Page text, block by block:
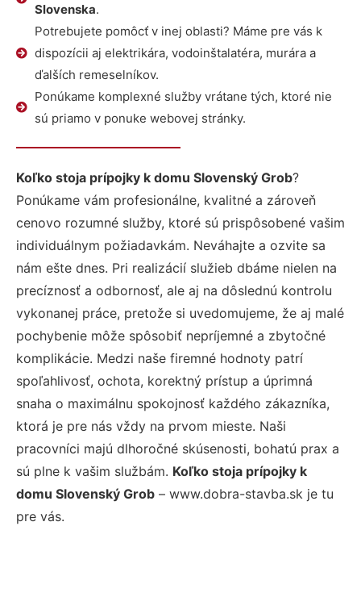
Slovenska.
Potrebujete pomôcť v inej oblasti? Máme pre vás k
dispozícii aj elektrikára, vodoinštalatéra, murára a
ďalších remeselníkov.
Ponúkame komplexné služby vrátane tých, ktoré nie
sú priamo v ponuke webovej stránky.
Koľko stoja prípojky k domu Slovenský Grob?
Ponúkame vám profesionálne, kvalitné a zároveň
cenovo rozumné služby, ktoré sú prispôsobené vašim
individuálnym požiadavkám. Neváhajte a ozvite sa
nám ešte dnes. Pri realizácií služieb dbáme nielen na
precíznosť a odbornosť, ale aj na dôslednú kontrolu
vykonanej práce, pretože si uvedomujeme, že aj malé
pochybenie môže spôsobiť nepríjemné a zbytočné
komplikácie. Medzi naše firemné hodnoty patrí
spoľahlivosť, ochota, korektný prístup a úprimná
snaha o maximálnu spokojnosť každého zákazníka,
ktorá je pre nás vždy na prvom mieste. Naši
pracovníci majú dlhoročné skúsenosti, bohatú prax a
sú plne k vašim službám. Koľko stoja prípojky k
domu Slovenský Grob – www.dobra-stavba.sk je tu
pre vás.